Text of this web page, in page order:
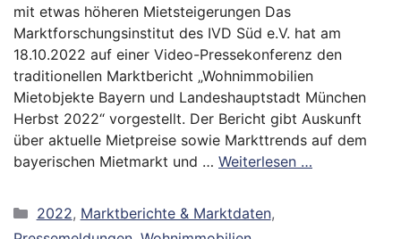
mit etwas höheren Mietsteigerungen Das
Marktforschungsinstitut des IVD Süd e.V. hat am
18.10.2022 auf einer Video-Pressekonferenz den
traditionellen Marktbericht „Wohnimmobilien
Mietobjekte Bayern und Landeshauptstadt München
Herbst 2022“ vorgestellt. Der Bericht gibt Auskunft
über aktuelle Mietpreise sowie Markttrends auf dem
bayerischen Mietmarkt und … Weiterlesen …
Kategorien
2022, Marktberichte & Marktdaten,